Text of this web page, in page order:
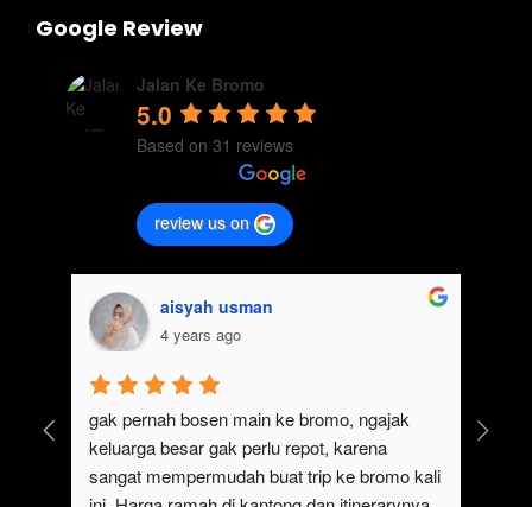
Google Review
Jalan Ke Bromo
5.0
Based on 31 reviews
review us on
aisyah usman
4 years ago
gak pernah bosen main ke bromo, ngajak
keluarga besar gak perlu repot, karena
sangat mempermudah buat trip ke bromo kali